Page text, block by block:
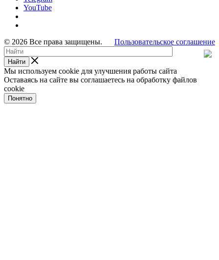
YouTube
Пользовательское соглашение
© 2026 Все права защищены.
Найти
Мы используем cookie для улучшения работы сайта
Оставаясь на сайте вы соглашаетесь на обработку файлов
cookie
Понятно